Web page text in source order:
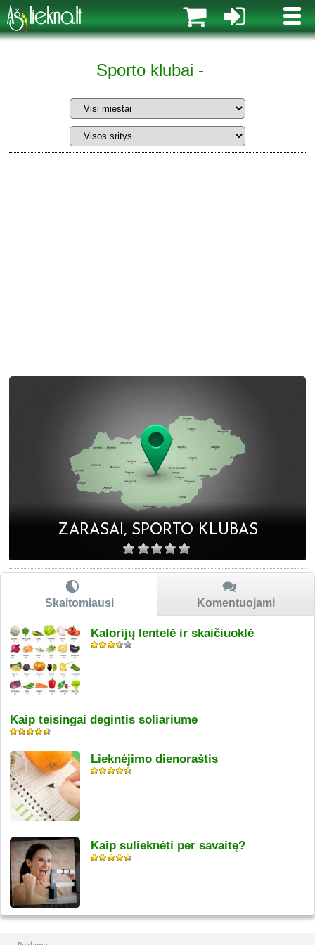
MENIU
Sporto klubai -
ZARASAI, SPORTO KLUBAS
Skaitomiausi Komentuojami
Kalorijų lentelė ir skaičiuoklė
Kaip teisingai degintis soliariume
Lieknėjimo dienoraštis
Kaip sulieknėti per savaitę?